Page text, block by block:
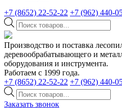
+7 (8652) 22-52-22 +7 (962) 440-
Поиск
товаров
Производство и поставка
деревообрабатывающего и
оборудования и инструмента.
Работаем с 1999 года.
+7 (8652) 22-52-22 +7 (962) 440-
Поиск
товаров
Заказать звонок